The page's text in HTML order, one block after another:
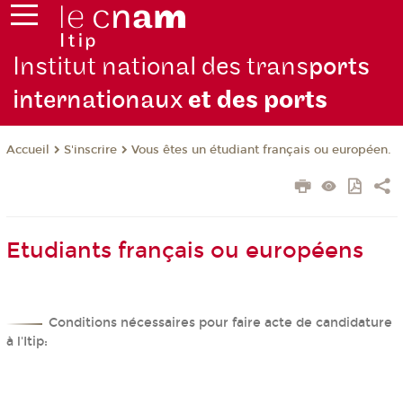
Institut national des transports
internationauxet des ports
Accueil S'inscrire Vous êtes un étudiant français ou européen.
Etudiants français ou européens
Conditions nécessaires pour faire acte de candidature
à l'Itip: